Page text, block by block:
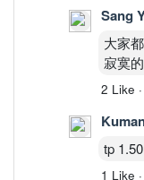
Sang
大家
寂寞
2 Like ·
tp
1 Like ·